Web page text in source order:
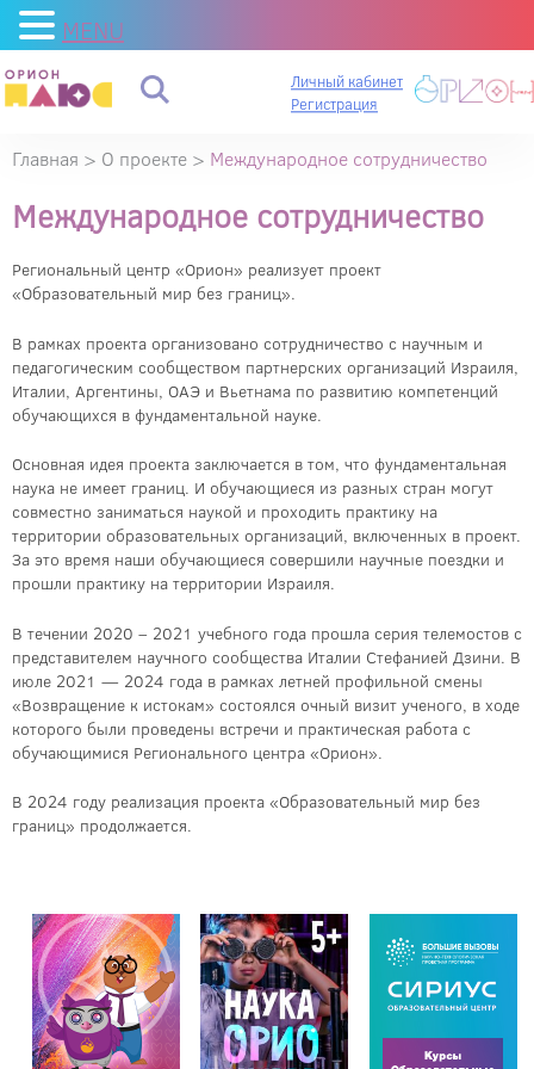
Личный кабинет
Регистрация
Главная > О проекте > Международное сотрудничество
Международное сотрудничество
Региональный центр «Орион» реализует проект
«Образовательный мир без границ».
В рамках проекта организовано сотрудничество с научным и
педагогическим сообществом партнерских организаций Израиля,
Италии, Аргентины, ОАЭ и Вьетнама по развитию компетенций
обучающихся в фундаментальной науке.
Основная идея проекта заключается в том, что фундаментальная
наука не имеет границ. И обучающиеся из разных стран могут
совместно заниматься наукой и проходить практику на
территории образовательных организаций, включенных в проект.
За это время наши обучающиеся совершили научные поездки и
прошли практику на территории Израиля.
В течении 2020 – 2021 учебного года прошла серия телемостов с
представителем научного сообщества Италии Стефанией Дзини. В
июле 2021 — 2024 года в рамках летней профильной смены
«Возвращение к истокам» состоялся очный визит ученого, в ходе
которого были проведены встречи и практическая работа с
обучающимися Регионального центра «Орион».
В 2024 году реализация проекта «Образовательный мир без
границ» продолжается.
MENU